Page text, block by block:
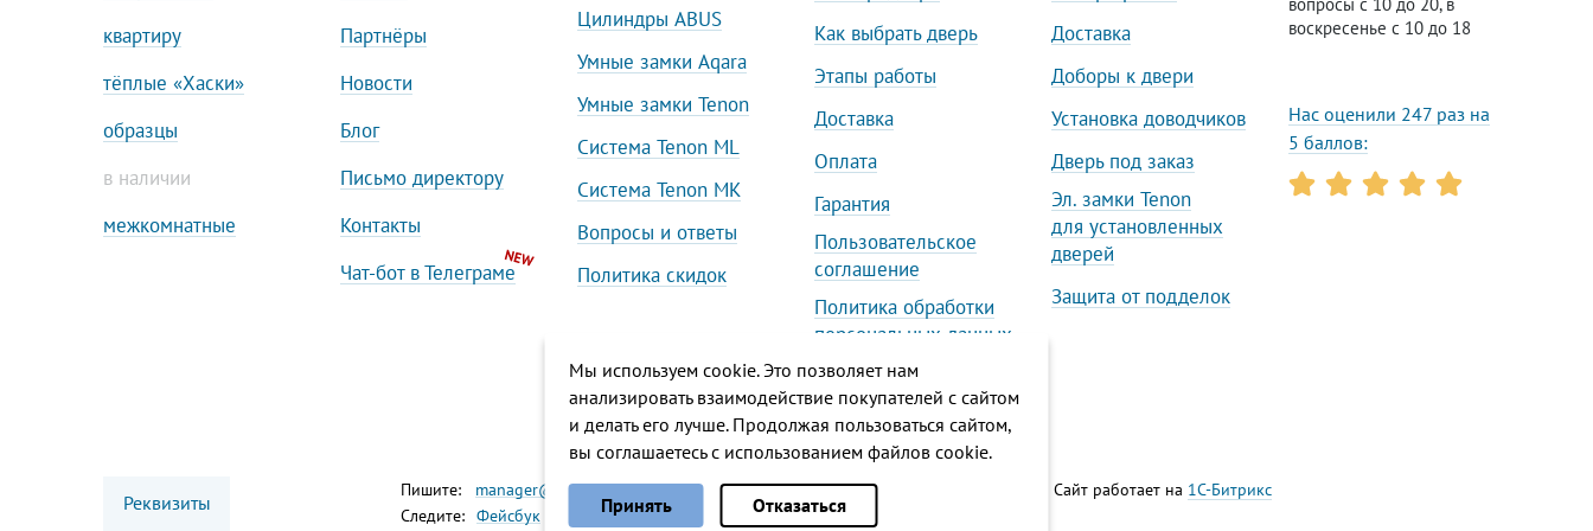
Входные двери на складе для частного дома
Модель «Хаски» с терморазрывом — выбор 2023 года среди ваших покупателей. Входная дверь
из наличия отвечает всем требованиям для защиты помещения от взлома, промерзания
и проникновения постороннего шума и запаха. Дверь в современном дизайне с окном подойдёт для
дома с любой отделкой фасада.
Как заказать входные двери со склада
Выбирайте входную двери на сайте или оцените образцы в любом нашем салоне Минска.
Менеджеры помогут определиться с комплектацией, запишут на замер и заключат договор.
квартиру
тёплые «Хаски»
образцы
в наличии
межкомнатные
Партнёры
Новости
Блог
Письмо директору
Контакты
Чат-бот в Телеграме
Цилиндры ABUS
Умные замки Aqara
Умные замки Tenon
Система Tenon ML
Система Tenon MK
Вопросы и ответы
Политика скидок
Как выбрать дверь
Этапы работы
Доставка
Оплата
Гарантия
Пользовательское
соглашение
Политика обработки
персональных данных
Политика обработки
файлов cookies
Доставка
Доборы к двери
Установка доводчиков
Дверь под заказ
Эл. замки Tenon
для установленных
дверей
Защита от подделок
воскресенье с 10 до 18
Нас оценили 247 раз на
5 баллов:
Реквизиты
Пишите:
manager@ds-steelline.by
Следите: Фейсбук Вконтакте Инстаграм Ютуб Яндекс.Дзен
Сайт работает на 1С-Битрикс
Мы используем cookie. Это позволяет нам
анализировать взаимодействие покупателей с сайтом
и делать его лучше. Продолжая пользоваться сайтом,
вы соглашаетесь с использованием файлов cookie.
Выберите настройки cookie
Минимальные Аналитические/Функциональные
Принять Отказаться